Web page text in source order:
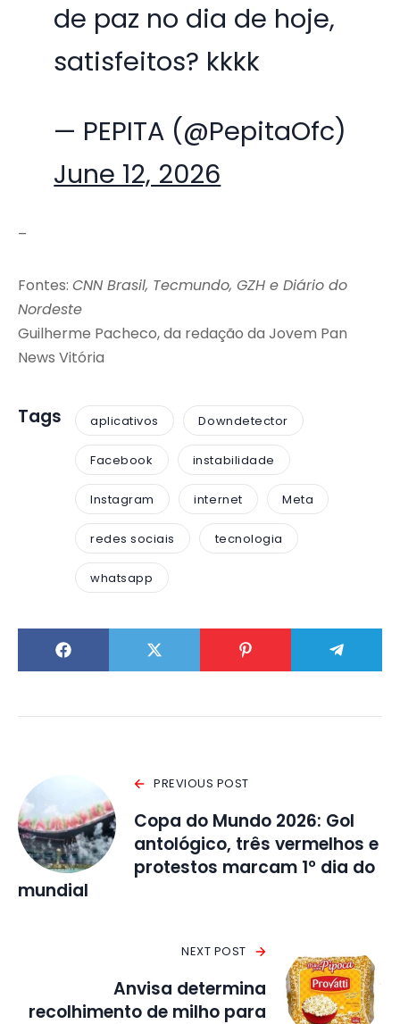
de paz no dia de hoje,
satisfeitos? kkkk
— PEPITA (@PepitaOfc)
June 12, 2026
–
Fontes: CNN Brasil, Tecmundo, GZH e Diário do
Nordeste
Guilherme Pacheco, da redação da Jovem Pan
News Vitória
Tags aplicativos Downdetector
Facebook instabilidade
Instagram internet Meta
redes sociais tecnologia
whatsapp
PREVIOUS POST
Copa do Mundo 2026: Gol
antológico, três vermelhos e
protestos marcam 1º dia do
mundial
NEXT POST
Anvisa determina
recolhimento de milho para